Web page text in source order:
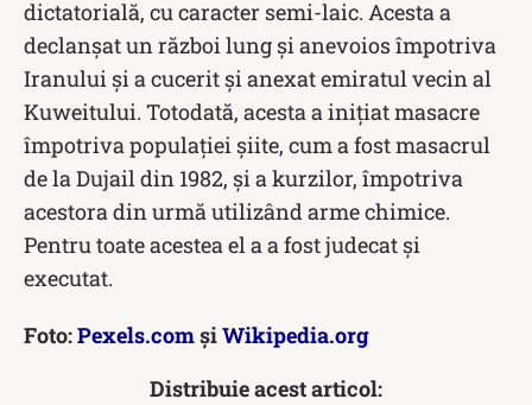
dictatorială, cu caracter semi-laic. Acesta a
declanșat un război lung și anevoios împotriva
Iranului și a cucerit și anexat emiratul vecin al
Kuweitului. Totodată, acesta a inițiat masacre
împotriva populației șiite, cum a fost masacrul
de la Dujail din 1982, și a kurzilor, împotriva
acestora din urmă utilizând arme chimice.
Pentru toate acestea el a a fost judecat și
executat.
Foto:Pexels.comșiWikipedia.org
Distribuie acest articol: